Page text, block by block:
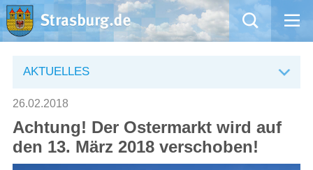
Aktuelles
Rathaus
AKTUELLES
26.02.2018
Achtung! Der Ostermarkt wird auf
den 13. März 2018 verschoben!